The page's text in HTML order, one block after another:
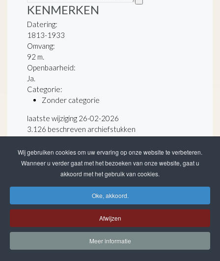
KENMERKEN
Datering:
1813-1933
Omvang:
92 m.
Openbaarheid:
Ja.
Categorie:
Zonder categorie
laatste wijziging 26-02-2026
3.126 beschreven archiefstukken
133 gedigitaliseerd
totaal 25.496 bestanden
ZOEKEN IN DE WEBSITE
Wij gebruiken cookies om uw ervaring op onze website te verbeteren.
Wanneer u verder gaat met het bezoeken van onze website, gaat u
akkoord met het gebruik van cookies.
Oke, akkoord.
Afwijzen
Meer informatie